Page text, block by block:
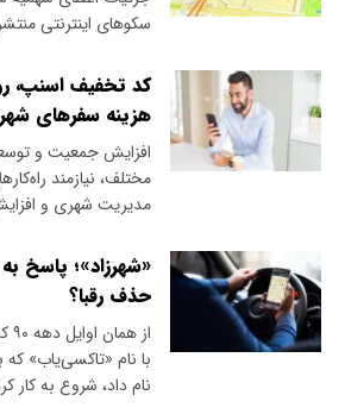
سکو‌های اینترنتی
کد تخفیف اسنپ،
هزینه سفرهای
افزایش جمعیت و
مختلف، نیازمند
مدیریت شهری و
«شهرزاد»؛ پاسخ
حذف رقبا؟
از
با نام «تاکسی‌‌یاب»
نام داد، شروع به کار